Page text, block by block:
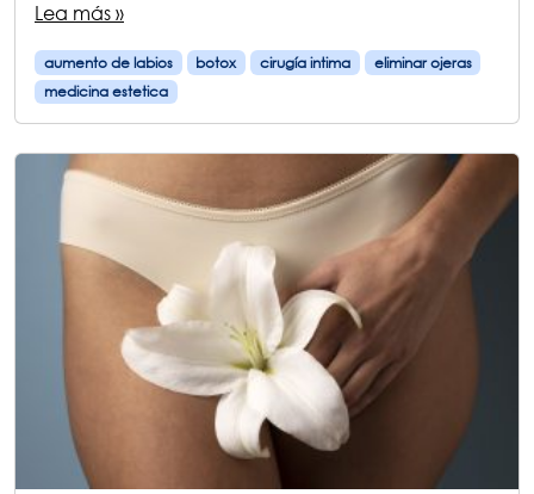
Lea más »
aumento de labios botox cirugía intima
eliminar ojeras
medicina estetica